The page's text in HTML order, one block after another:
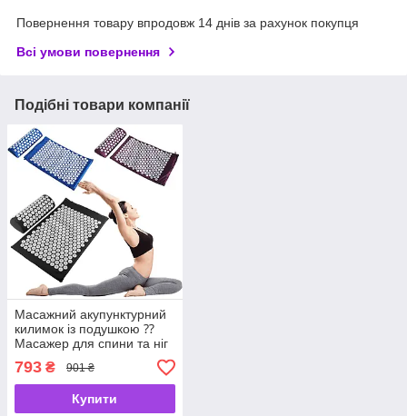
Повернення товару впродовж 14 днів за рахунок покупця
Всі умови повернення
Подібні товари компанії
Масажний акупунктурний
килимок із подушкою ⁇
Масажер для спини та ніг
OSPORT ⁇ Аплікатор
Кузнєцова
793 ₴ 901 ₴
Купити